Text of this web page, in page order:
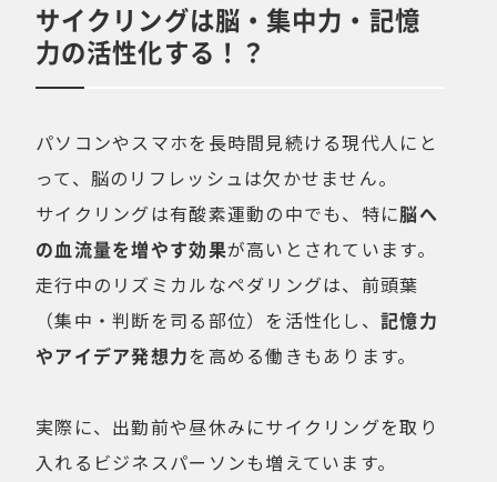
サイクリングは脳・集中力・記憶
力の活性化する！？
パソコンやスマホを長時間見続ける現代人にと
って、脳のリフレッシュは欠かせません。
サイクリングは有酸素運動の中でも、特に脳へ
の血流量を増やす効果が高いとされています。
走行中のリズミカルなペダリングは、前頭葉
（集中・判断を司る部位）を活性化し、記憶力
やアイデア発想力を高める働きもあります。
実際に、出勤前や昼休みにサイクリングを取り
入れるビジネスパーソンも増えています。